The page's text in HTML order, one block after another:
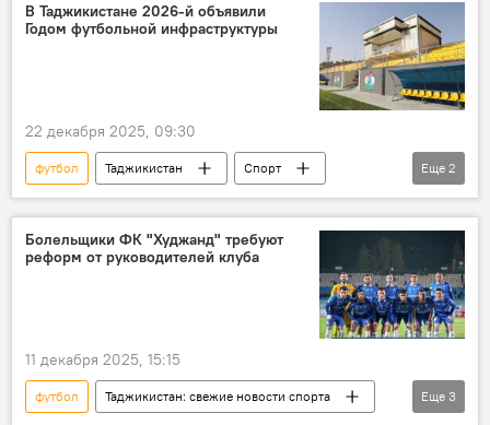
В Таджикистане 2026-й объявили
Годом футбольной инфраструктуры
22 декабря 2025, 09:30
футбол Таджикистан
Спорт
Таджикистан: свежие новости спорта
ФФТ
Еще 2
Болельщики ФК "Худжанд" требуют
реформ от руководителей клуба
11 декабря 2025, 15:15
футбол
Таджикистан: свежие новости спорта
Еще 3